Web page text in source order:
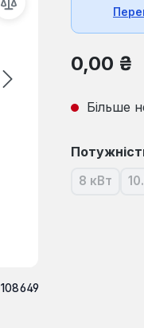
108649
Звичайна
0,00 ₴
Більше
Виберіть
8 кВт
(Ця